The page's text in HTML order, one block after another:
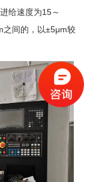
进给速度为15 ～
之间的，以±5μm较